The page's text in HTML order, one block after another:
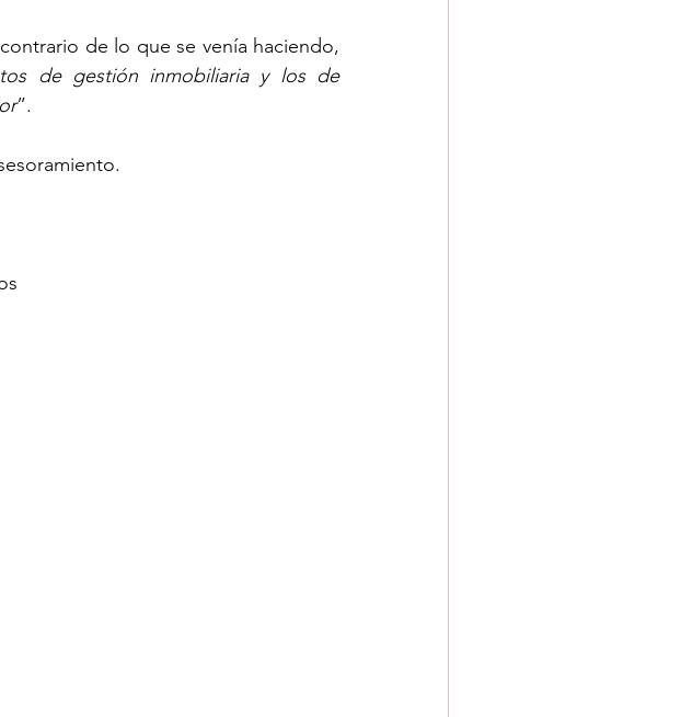
de lo que se venía haciendo,
de gestión inmobiliaria y los de
”.